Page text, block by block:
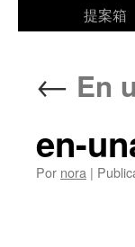
提案箱
← En
en-
Por nora |